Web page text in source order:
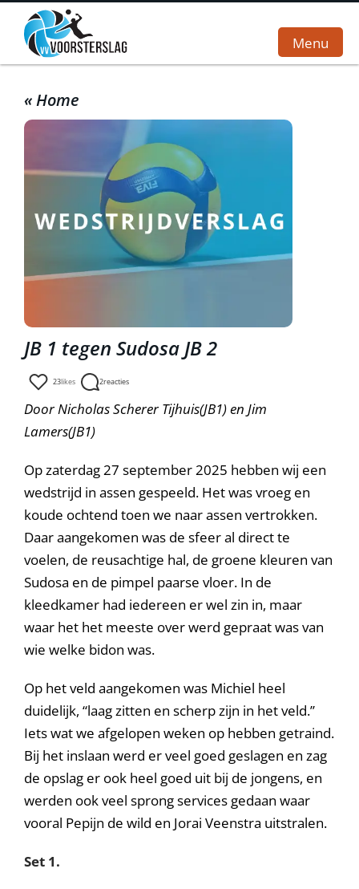
Teams
Wedstrijden
Webshop
Contact
Menu
« Home
JB 1 tegen Sudosa JB 2
23likes 2reacties
Door Nicholas Scherer Tijhuis(JB1) en Jim
Lamers(JB1)
Op zaterdag 27 september 2025 hebben wij een
wedstrijd in assen gespeeld. Het was vroeg en
koude ochtend toen we naar assen vertrokken.
Daar aangekomen was de sfeer al direct te
voelen, de reusachtige hal, de groene kleuren van
Sudosa en de pimpel paarse vloer. In de
kleedkamer had iedereen er wel zin in, maar
waar het het meeste over werd gepraat was van
wie welke bidon was.
Op het veld aangekomen was Michiel heel
duidelijk, “laag zitten en scherp zijn in het veld.’’
Iets wat we afgelopen weken op hebben getraind.
Bij het inslaan werd er veel goed geslagen en zag
de opslag er ook heel goed uit bij de jongens, en
werden ook veel sprong services gedaan waar
vooral Pepijn de wild en Jorai Veenstra uitstralen.
Set 1.